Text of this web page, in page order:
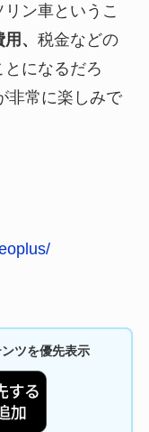
ン車というこ
、 税金などの
になるだろ
非常に楽しみで
ツを優先表示